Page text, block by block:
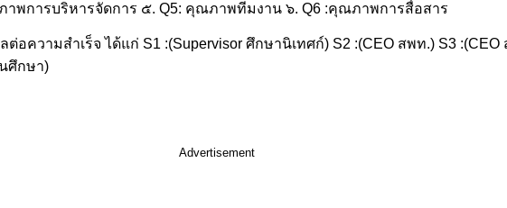
พการบริหารจัดการ ๕. Q5: คุณภาพทีมงาน ๖. Q6 :คุณภาพการสื่อสาร
อความสำเร็จ ได้แก่ S1 :(Supervisor ศึกษานิเทศก์) S2 :(CEO สพท.) S3 :(CEO
ศึกษา)
Advertisement